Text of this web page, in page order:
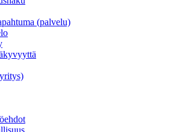
(palvelu)